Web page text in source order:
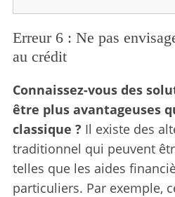
Erreur 6 : Ne pas
au crédit
Connaissez-vous des
être plus avantageuses
classique ? Il existe des
traditionnel qui peuvent
telles que les aides
particuliers. Par exemple,